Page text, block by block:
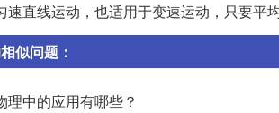
直线运动，也适用于变速运动，只要平
似问题：
理中的应用有哪些？